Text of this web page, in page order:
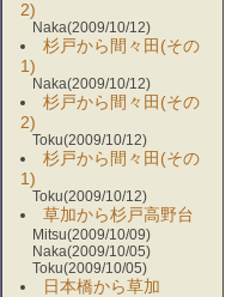
2)
Naka(2009/10/12)
杉戸から間々田(その
1)
Naka(2009/10/12)
杉戸から間々田(その
2)
Toku(2009/10/12)
杉戸から間々田(その
1)
Toku(2009/10/12)
草加から杉戸高野台
Mitsu(2009/10/09)
Naka(2009/10/05)
Toku(2009/10/05)
日本橋から草加